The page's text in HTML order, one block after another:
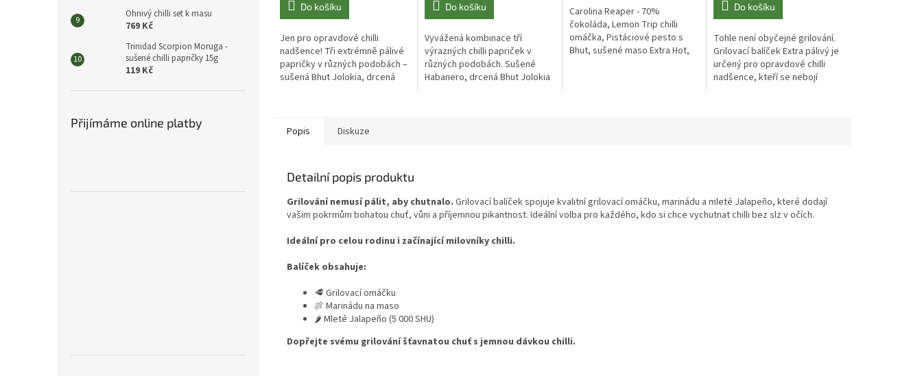
Ohnivý chilli set k masu
769 Kč
Trinidad Scorpion Moruga -
sušené chilli papričky 15g
119 Kč
Přijímáme online platby
Do košíku
Jen pro opravdové chilli
nadšence! Tři extrémně pálivé
papričky v různých podobách –
sušená Bhut Jolokia, drcená
Do košíku
Vyvážená kombinace tří
výrazných chilli papriček v
různých podobách. Sušené
Habanero, drcená Bhut Jolokia
Carolina Reaper - 70%
čokoláda, Lemon Trip chilli
omáčka, Pistáciové pesto s
Bhut, sušené maso Extra Hot,
Do košíku
Tohle není obyčejné grilování.
Grilovací balíček Extra pálivý je
určený pro opravdové chilli
nadšence, kteří se nebojí
Popis Diskuze
Detailní popis produktu
Grilování nemusí pálit, aby chutnalo. Grilovací balíček spojuje kvalitní grilovací omáčku, marinádu a mleté Jalapeño, které dodají
vašim pokrmům bohatou chuť, vůni a příjemnou pikantnost. Ideální volba pro každého, kdo si chce vychutnat chilli bez slz v očích.
Ideální pro celou rodinu i začínající milovníky chilli.
Balíček obsahuje:
🥩 Grilovací omáčku
🍖 Marinádu na maso
🌶️ Mleté Jalapeño (5 000 SHU)
Dopřejte svému grilování šťavnatou chuť s jemnou dávkou chilli.